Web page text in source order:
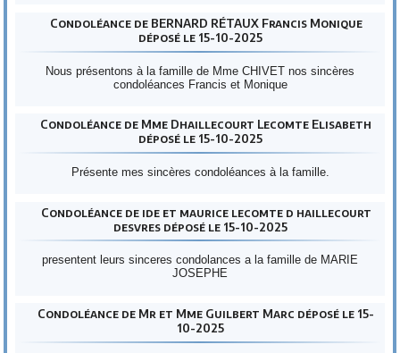
Condoléance de BERNARD RÉTAUX Francis Monique
déposé le 15-10-2025
Nous présentons à la famille de Mme CHIVET nos sincères
condoléances Francis et Monique
Condoléance de Mme Dhaillecourt Lecomte Elisabeth
déposé le 15-10-2025
Présente mes sincères condoléances à la famille.
Condoléance de ide et maurice lecomte d haillecourt
desvres déposé le 15-10-2025
presentent leurs sinceres condolances a la famille de MARIE
JOSEPHE
Condoléance de Mr et Mme Guilbert Marc déposé le 15-
10-2025